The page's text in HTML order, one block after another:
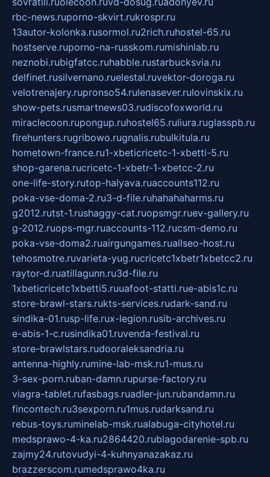
rbc-news.ruporno-skvirt.rukrospr.ru
13autor-kolonka.rusormol.ru2rich.ruhostel-65.ru
hostserve.ruporno-na-russkom.rumishinlab.ru
neznobi.rubigfatcc.ruhabble.rustarbucksvia.ru
delfinet.rusilvernano.ruelestal.ruvektor-doroga.ru
velotrenajery.rupronso54.rulenasever.rulovinskix.ru
show-pets.rusmartnews03.rudiscofoxworld.ru
miraclecoon.rupongup.ruhostel65.ruliura.ruglasspb.ru
firehunters.rugribowo.rugnalis.rubulkitula.ru
hometown-france.ru1-xbeticricetc-1-xbetti-5.ru
shop-garena.rucricetc-1-xbetr-1-xbetcc-2.ru
one-life-story.rutop-halyava.ruaccounts112.ru
poka-vse-doma-2.ru3-d-file.ruhahahaharms.ru
g2012.rutst-1.rushaggy-cat.ruopsmgr.ruev-gallery.ru
g-2012.ruops-mgr.ruaccounts-112.rucsm-demo.ru
poka-vse-doma2.ruairgungames.ruallseo-host.ru
tehosmotre.ruvarieta-yug.rucricetc1xbetr1xbetcc2.ru
raytor-d.ruatillagunn.ru3d-file.ru
1xbeticricetc1xbetti5.ruuafoot-statti.rue-abis1c.ru
store-brawl-stars.rukts-services.rudark-sand.ru
sindika-01.rusp-life.rux-legion.rusib-archives.ru
e-abis-1-c.rusindika01.ruvenda-festival.ru
store-brawlstars.rudooraleksandria.ru
antenna-highly.rumine-lab-msk.ru1-mus.ru
3-sex-porn.ruban-damn.rupurse-factory.ru
viagra-tablet.rufasbags.ruadler-jun.rubandamn.ru
fincontech.ru3sexporn.ru1mus.rudarksand.ru
rebus-toys.ruminelab-msk.rualabuga-cityhotel.ru
medsprawo-4-ka.ru2864420.rublagodarenie-spb.ru
zajmy24.rutovudyi-4-kuhnyanazakaz.ru
brazzerscom.rumedsprawo4ka.ru